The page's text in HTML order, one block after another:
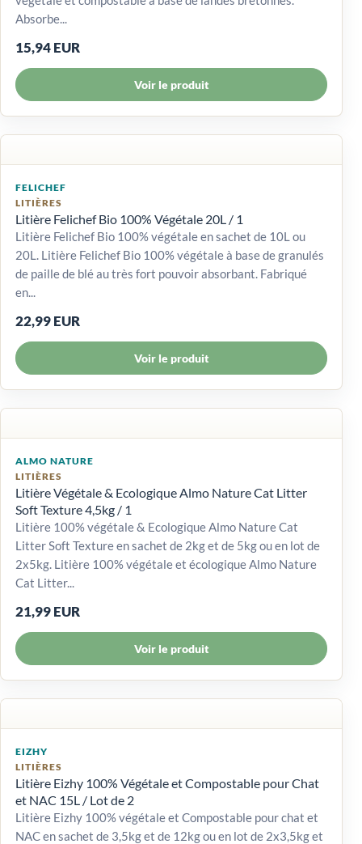
Absorbe...
15,94 EUR
Voir le produit
FELICHEF
LITIÈRES
Litière Felichef Bio 100% Végétale 20L / 1
Litière Felichef Bio 100% végétale en sachet de 10L ou
20L. Litière Felichef Bio 100% végétale à base de granulés
de paille de blé au très fort pouvoir absorbant. Fabriqué
en...
22,99 EUR
Voir le produit
ALMO NATURE
LITIÈRES
Litière Végétale & Ecologique Almo Nature Cat Litter
Soft Texture 4,5kg / 1
Litière 100% végétale & Ecologique Almo Nature Cat
Litter Soft Texture en sachet de 2kg et de 5kg ou en lot de
2x5kg. Litière 100% végétale et écologique Almo Nature
Cat Litter...
21,99 EUR
Voir le produit
EIZHY
LITIÈRES
Litière Eizhy 100% Végétale et Compostable pour Chat
et NAC 15L / Lot de 2
Litière Eizhy 100% végétale et Compostable pour chat et
NAC en sachet de 3,5kg et de 12kg ou en lot de 2x3,5kg et